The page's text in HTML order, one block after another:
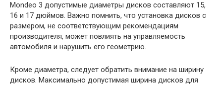
Mondeo 3 допустимые диаметры дисков составляют 15,
16 и 17 дюймов. Важно помнить, что установка дисков с
размером, не соответствующим рекомендациям
производителя, может повлиять на управляемость
автомобиля и нарушить его геометрию.
Кроме диаметра, следует обратить внимание на ширину
дисков. Максимально допустимая ширина дисков для